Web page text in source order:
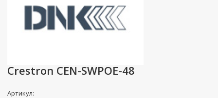
Crestron CEN-SWPOE-48
Артикул: